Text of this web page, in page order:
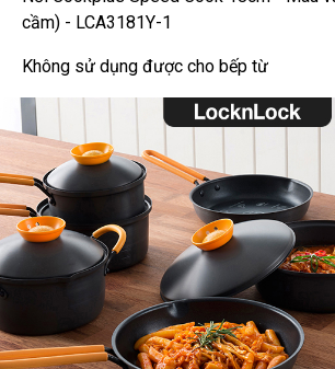
cầm) - LCA3181Y-1
Không sử dụng được cho bếp từ